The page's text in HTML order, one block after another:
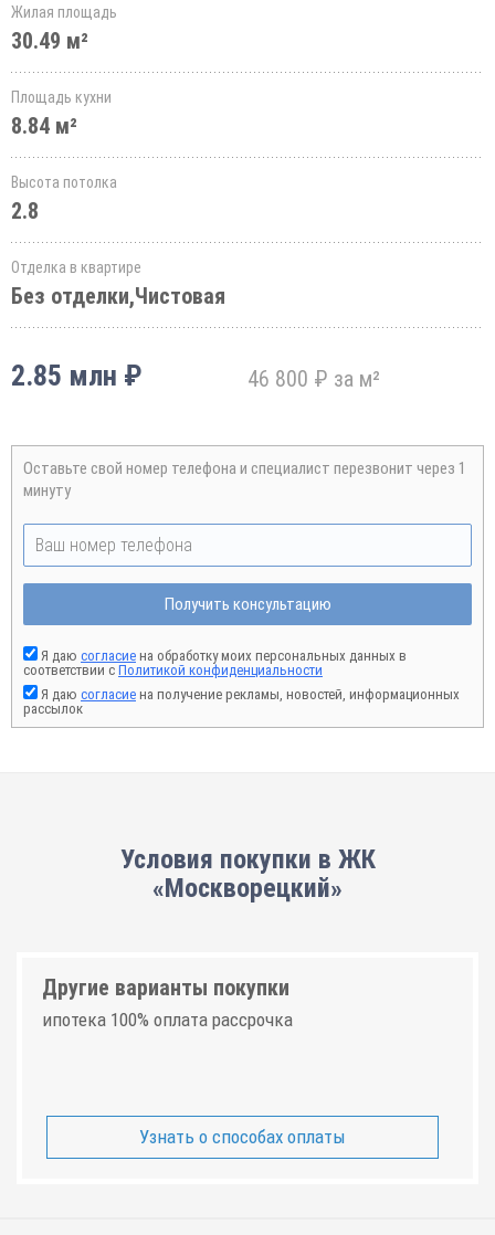
Жилая площадь
30.49 м²
Площадь кухни
8.84 м²
Высота потолка
2.8
Отделка в квартире
Без отделки,Чистовая
2.85 млн ₽ 46 800 ₽ за м²
Оставьте свой номер телефона и специалист перезвонит через 1
минуту
Получить консультацию
Я даю согласие на обработку моих персональных данных в
соответствии с Политикой конфиденциальности
Я даю согласие на получение рекламы, новостей, информационных
рассылок
Условия покупки в ЖК
«Москворецкий»
Другие варианты покупки
ипотека 100% оплата рассрочка
Узнать о способах оплаты